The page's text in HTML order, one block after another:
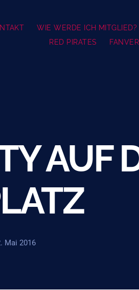
WIE WERDE ICH MITGLIED?
RED PIRATES
AUF
Mai 2016